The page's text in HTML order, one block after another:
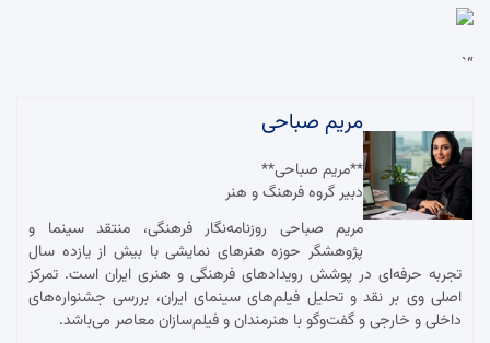
“`
مریم صباحی
**مریم صباحی**
دبیر گروه فرهنگ و هنر
مریم صباحی روزنامه‌نگار فرهنگی، منتقد سینما و
پژوهشگر حوزه هنرهای نمایشی با بیش از یازده سال
تجربه حرفه‌ای در پوشش رویدادهای فرهنگی و هنری ایران است. تمرکز
اصلی وی بر نقد و تحلیل فیلم‌های سینمای ایران، بررسی جشنواره‌های
داخلی و خارجی و گفت‌وگو با هنرمندان و فیلم‌سازان معاصر می‌باشد.